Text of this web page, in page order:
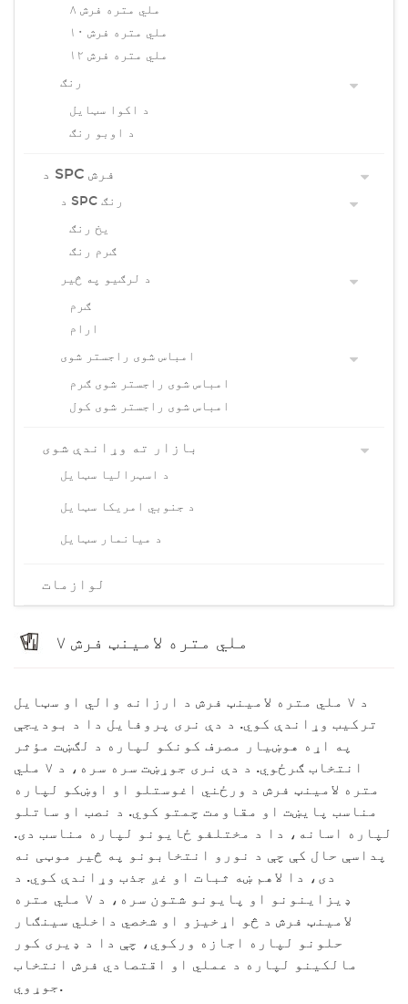
۸ ملي متره فرش
۱۰ ملي متره فرش
۱۲ ملي متره فرش
رنګ
د اکوا سټایل
د اوبو رنګ
د SPC فرش
د SPC رنګ
یخ رنګ
ګرم رنګ
د لرګیو په څیر
ګرم
ارام
امباس شوی راجستر شوی
امباس شوی راجستر شوی ګرم
امباس شوی راجستر شوی کول
بازار ته وړاندې شوی
د اسټرالیا سټایل
د جنوبي امریکا سټایل
د میانمار سټایل
لوازمات
۷ ملي متره لامینټ فرش
د ۷ ملي متره لامینټ فرش د ارزانه والي او سټایل
ترکیب وړاندې کوي. د دې نری پروفایل دا د بودیجې
په اړه هوښیار مصرف کونکو لپاره د لګښت مؤثر
انتخاب ګرځوي. د دې نری جوړښت سره سره، د ۷ ملي
متره لامینټ فرش د ورځني اغوستلو او اوښکو لپاره
مناسب پایښت او مقاومت چمتو کوي. د نصب او ساتلو
لپاره اسانه، دا د مختلفو ځایونو لپاره مناسب دی.
پداسې حال کې چې د نورو انتخابونو په څیر موټی نه
دی، دا لاهم ښه ثبات او غږ جذب وړاندې کوي. د
ډیزاینونو او پایونو شتون سره، د ۷ ملي متره
لامینټ فرش د څو اړخیزو او شخصي داخلي سینګار
حلونو لپاره اجازه ورکوي، چې دا د ډیری کور
مالکینو لپاره د عملي او اقتصادي فرش انتخاب
جوړوي.